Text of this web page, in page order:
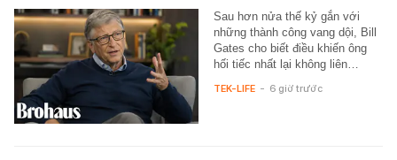
Sau hơn nửa thế kỷ gắn với
những thành công vang dội, Bill
Gates cho biết điều khiến ông
hối tiếc nhất lại không liên…
TEK-LIFE - 6 giờ trước